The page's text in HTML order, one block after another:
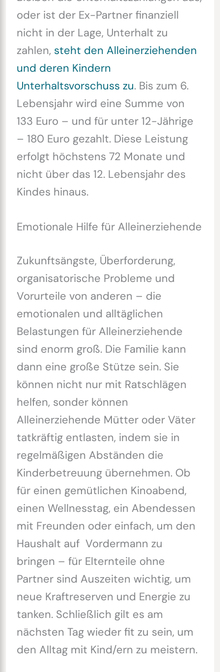
oder ist der Ex-Partner finanziell
nicht in der Lage, Unterhalt zu
zahlen, steht den Alleinerziehenden
und deren Kindern
Unterhaltsvorschuss zu. Bis zum 6.
Lebensjahr wird eine Summe von
133 Euro – und für unter 12-Jährige
– 180 Euro gezahlt. Diese Leistung
erfolgt höchstens 72 Monate und
nicht über das 12. Lebensjahr des
Kindes hinaus.
Emotionale Hilfe für Alleinerziehende
Zukunftsängste, Überforderung,
organisatorische Probleme und
Vorurteile von anderen – die
emotionalen und alltäglichen
Belastungen für Alleinerziehende
sind enorm groß. Die Familie kann
dann eine große Stütze sein. Sie
können nicht nur mit Ratschlägen
helfen, sonder können
Alleinerziehende Mütter oder Väter
tatkräftig entlasten, indem sie in
regelmäßigen Abständen die
Kinderbetreuung übernehmen. Ob
für einen gemütlichen Kinoabend,
einen Wellnesstag, ein Abendessen
mit Freunden oder einfach, um den
Haushalt auf Vordermann zu
bringen – für Elternteile ohne
Partner sind Auszeiten wichtig, um
neue Kraftreserven und Energie zu
tanken. Schließlich gilt es am
nächsten Tag wieder fit zu sein, um
den Alltag mit Kind/ern zu meistern.